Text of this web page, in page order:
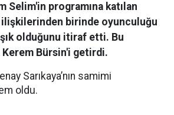
Selim'in programına katılan
ilişkilerinden birinde oyunculuğu
olduğunu itiraf etti. Bu
Kerem Bürsin'i getirdi.
Sarıkaya’nın samimi
oldu.